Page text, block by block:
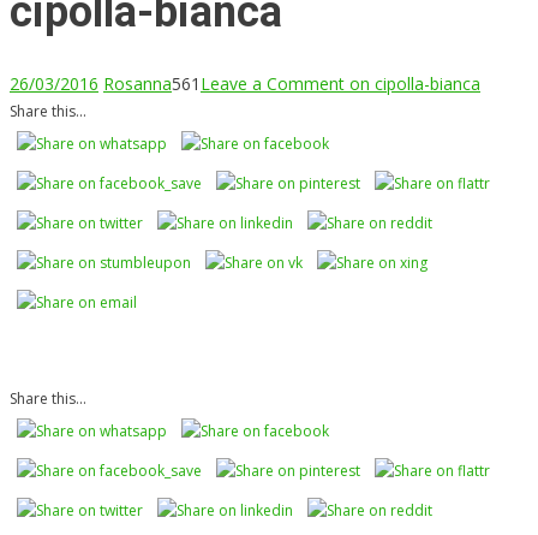
cipolla-bianca
26/03/2016 Rosanna561 Leave a Comment on cipolla-bianca
Share this...
Share this...